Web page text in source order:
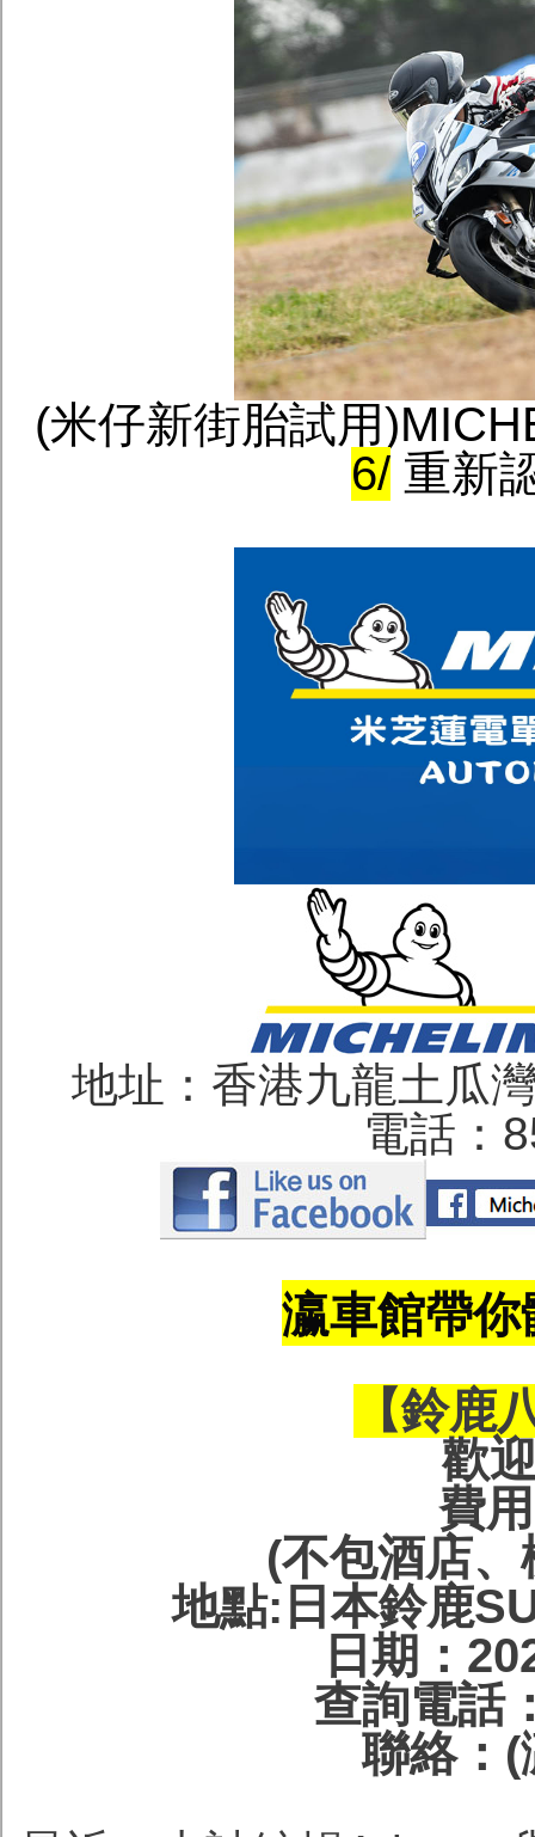
(米仔新街胎試用
6/ 重新
地址：香港九龍土瓜
電話：
瀛車館帶
【鈴鹿
歡
費
(不包酒店
地點:日本鈴鹿
日期：
查詢電話
聯絡：(